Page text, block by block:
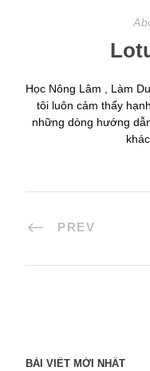
Học Nông Lâm , Làm
tôi luôn cảm thấy
những dòng hướng
PREV
BÀI VIẾT MỚI NHẤT